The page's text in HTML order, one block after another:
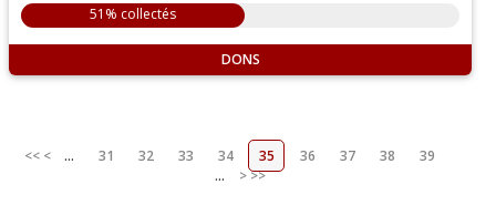
51% collectés
DONS
<< < ... 31 32 33 34 35 36 37 38
39
...
>>>